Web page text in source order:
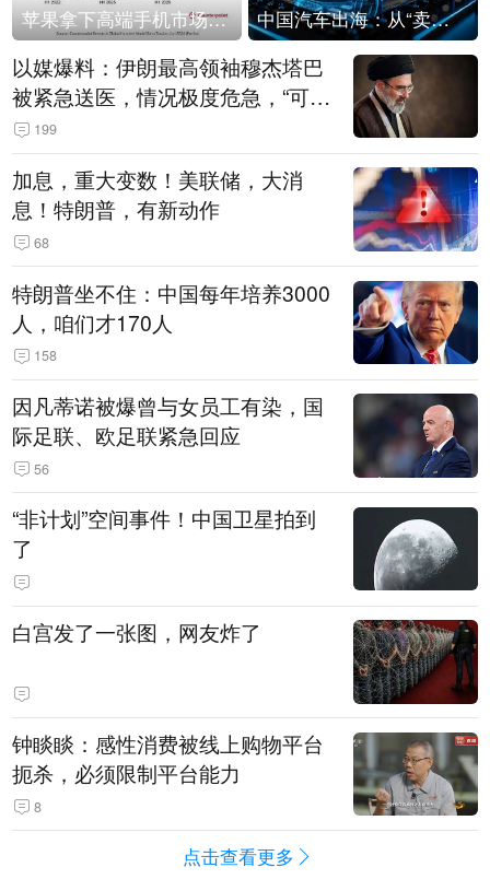
苹果拿下高端手机市场65%的份额：iPhone 17系列功不可没 中国汽车出海：从“卖出去”到“走进去”
以媒爆料：伊朗最高领袖穆杰塔巴
被紧急送医，情况极度危急，“可能
随时会死去”
199
加息，重大变数！美联储，大消
息！特朗普，有新动作
68
特朗普坐不住：中国每年培养3000
人，咱们才170人
158
因凡蒂诺被爆曾与女员工有染，国
际足联、欧足联紧急回应
56
“非计划”空间事件！中国卫星拍到
了
白宫发了一张图，网友炸了
钟睒睒：感性消费被线上购物平台
扼杀，必须限制平台能力
8
点击查看更多